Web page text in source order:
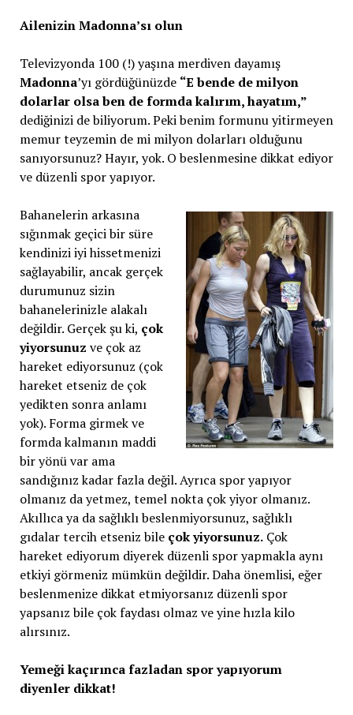
Ailenizin Madonna’sı olun
Televizyonda 100 (!) yaşına merdiven dayamış
Madonna’yı gördüğünüzde “E bende de milyon
dolarlar olsa ben de formda kalırım, hayatım,”
dediğinizi de biliyorum. Peki benim formunu yitirmeyen
memur teyzemin de mi milyon dolarları olduğunu
sanıyorsunuz? Hayır, yok. O beslenmesine dikkat ediyor
ve düzenli spor yapıyor.
Bahanelerin arkasına
sığınmak geçici bir süre
kendinizi iyi hissetmenizi
sağlayabilir, ancak gerçek
durumunuz sizin
bahanelerinizle alakalı
değildir. Gerçek şu ki, çok
yiyorsunuz ve çok az
hareket ediyorsunuz (çok
hareket etseniz de çok
yedikten sonra anlamı
yok). Forma girmek ve
formda kalmanın maddi
bir yönü var ama
sandığınız kadar fazla değil. Ayrıca spor yapıyor
olmanız da yetmez, temel nokta çok yiyor olmanız.
Akıllıca ya da sağlıklı beslenmiyorsunuz, sağlıklı
gıdalar tercih etseniz bile çok yiyorsunuz.Çok
hareket ediyorum diyerek düzenli spor yapmakla aynı
etkiyi görmeniz mümkün değildir. Daha önemlisi, eğer
beslenmenize dikkat etmiyorsanız düzenli spor
yapsanız bile çok faydası olmaz ve yine hızla kilo
alırsınız.
Yemeği kaçırınca fazladan spor yapıyorum
diyenler dikkat!